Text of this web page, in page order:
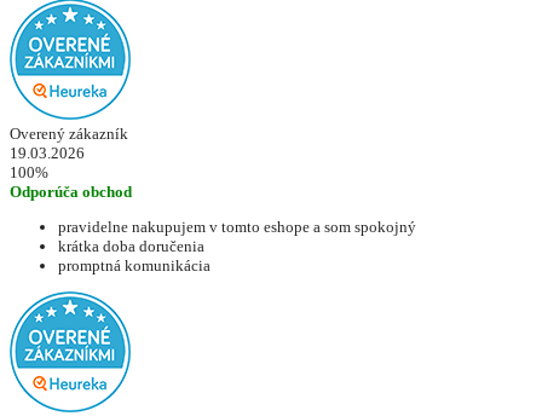
Overený zákazník
19.03.2026
100%
Odporúča obchod
pravidelne nakupujem v tomto eshope a som spokojný
krátka doba doručenia
promptná komunikácia